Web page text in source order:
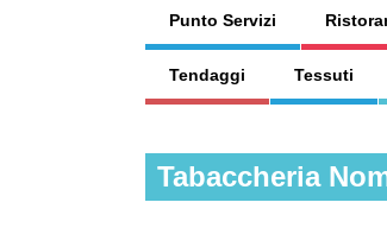
Punto Servizi
Tendaggi Tessuti
Tabaccheria